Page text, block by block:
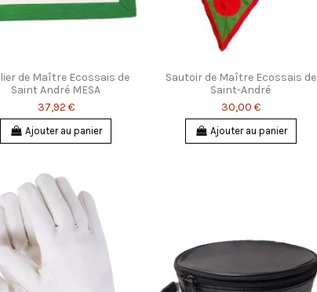
de Maître Ecossais de
Saint André MESA
37,92 €
Ajouter au panier
Sautoir de Maître Ecossais de
Saint-André
30,00 €
Ajouter au panier